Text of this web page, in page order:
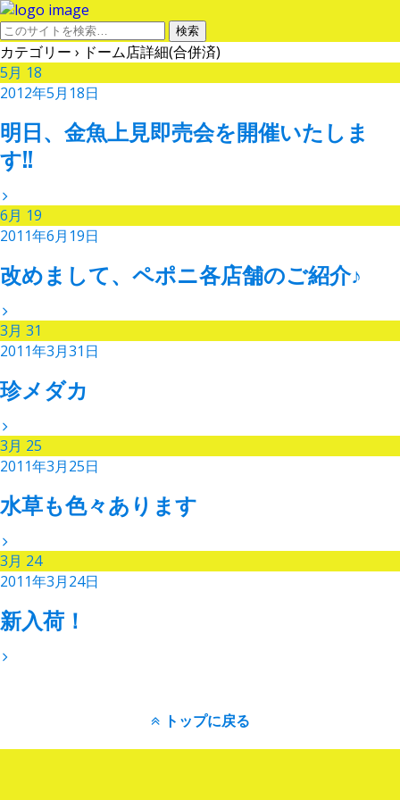
カテゴリー › ドーム店詳細(合併済)
5月 18
2012年5月18日
明日、金魚上見即売会を開催いたしま
す!!
6月 19
2011年6月19日
改めまして、ペポニ各店舗のご紹介♪
3月 31
2011年3月31日
珍メダカ
3月 25
2011年3月25日
水草も色々あります
3月 24
2011年3月24日
新入荷！
トップに戻る